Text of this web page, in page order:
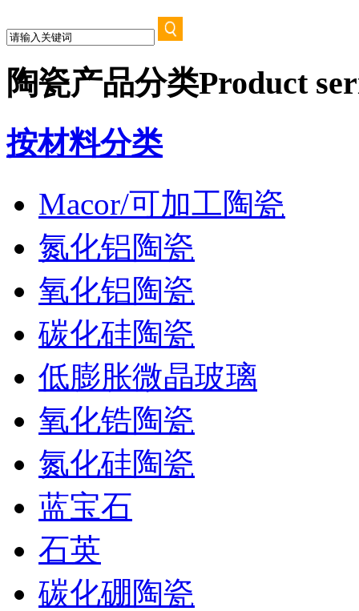
陶瓷产品分类Product
按材料分类
Macor/可加工陶瓷
氮化铝陶瓷
氧化铝陶瓷
碳化硅陶瓷
低膨胀微晶玻璃
氧化锆陶瓷
氮化硅陶瓷
蓝宝石
石英
碳化硼陶瓷